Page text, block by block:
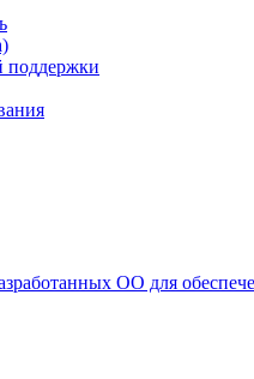
поддержки
ОО для